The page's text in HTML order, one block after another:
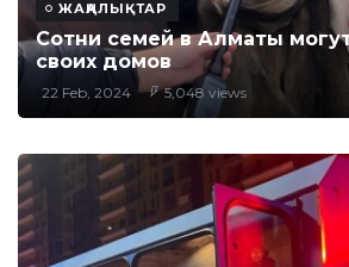
ЖАҢАЛЫҚТАР
Сотни семей в Алматы
своих домов
22 Feb, 2024 5,048 views